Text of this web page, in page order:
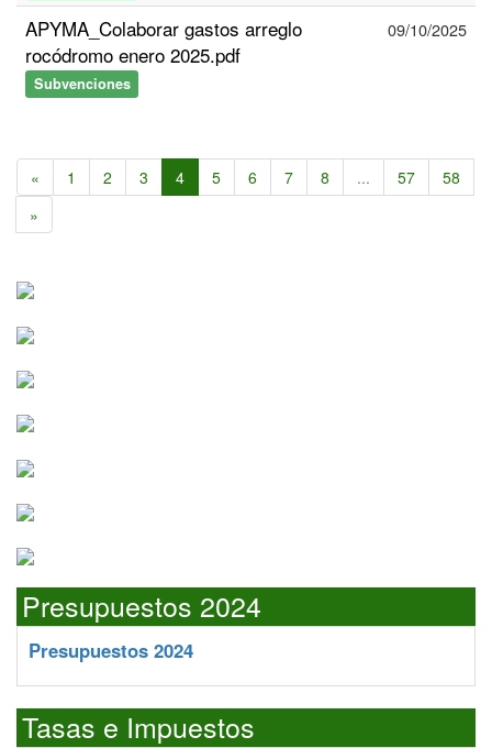
APYMA_Colaborar gastos arreglo
rocódromo enero 2025.pdf
Subvenciones
09/10/2025
« 1 2 3 4 5 6 7 8 ... 57
58
»
Presupuestos 2024
Presupuestos 2024
Tasas e Impuestos